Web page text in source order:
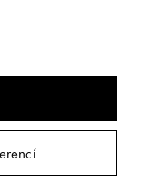
Selecta